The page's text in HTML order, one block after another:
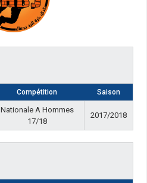
Compétition Saison
Nationale A Hommes
17/18
2017/2018